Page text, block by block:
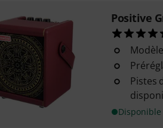
Positive
Pistes